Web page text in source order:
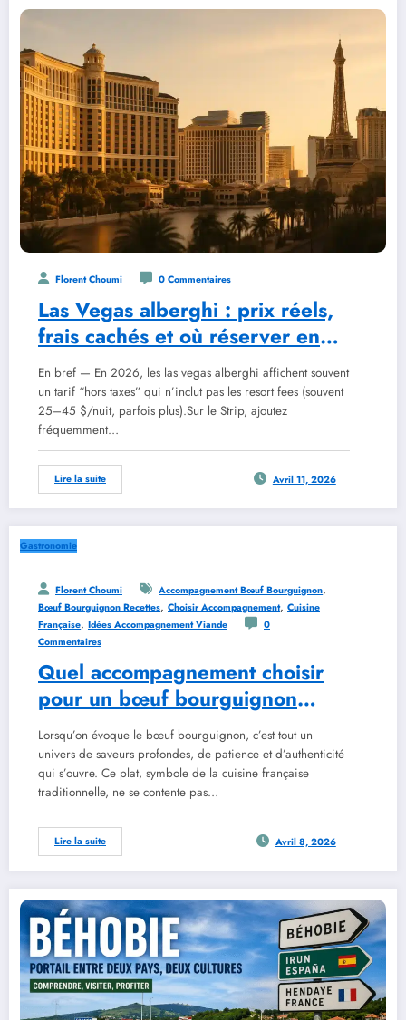
Florent Choumi 0 Commentaires
Las Vegas alberghi : prix réels,
frais cachés et où réserver en
2026
En bref — En 2026, les las vegas alberghi affichent souvent
un tarif “hors taxes” qui n’inclut pas les resort fees (souvent
25–45 $/nuit, parfois plus).Sur le Strip, ajoutez
fréquemment…
Lire la suite Avril 11, 2026
Gastronomie
Florent Choumi Accompagnement Bœuf Bourguignon,
Bœuf Bourguignon Recettes, Choisir Accompagnement, Cuisine
Française, Idées Accompagnement Viande
0
Commentaires
Quel accompagnement choisir
pour un bœuf bourguignon
réussi
Lorsqu’on évoque le bœuf bourguignon, c’est tout un
univers de saveurs profondes, de patience et d’authenticité
qui s’ouvre. Ce plat, symbole de la cuisine française
traditionnelle, ne se contente pas…
Lire la suite Avril 8, 2026